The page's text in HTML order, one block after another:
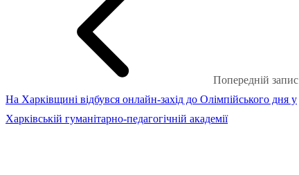
Попередній запис
На Харківщині відбувся онлайн-захід до Олімпійського дня у
Харківській гуманітарно-педагогічній академії